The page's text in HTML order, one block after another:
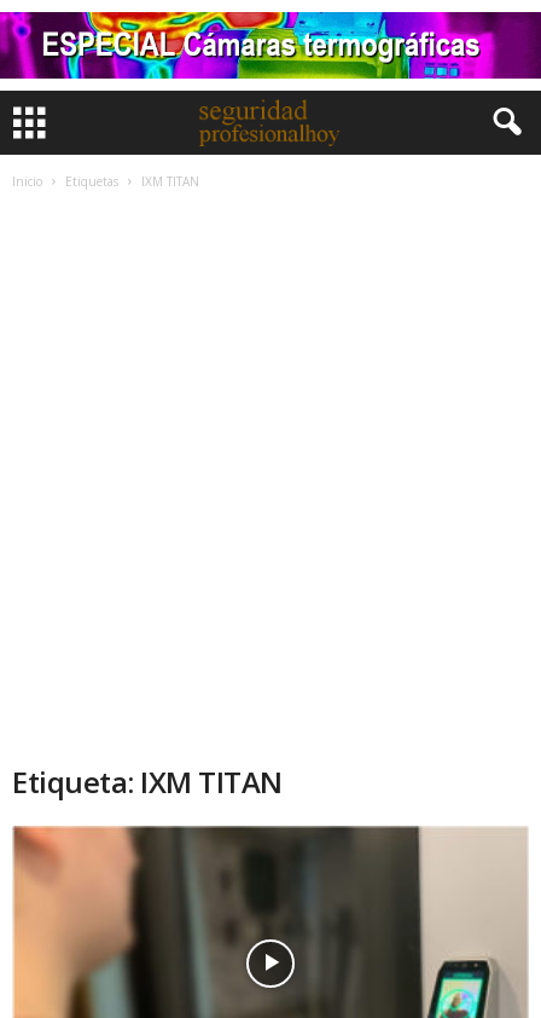
Inicio Etiquetas IXM TITAN
Etiqueta: IXM TITAN